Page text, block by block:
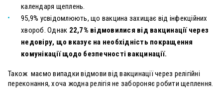
календаря щеплень.
95,9% усвідомлюють, що вакцина захищає від інфекційних
хвороб. Однак 22,7% відмовилися від вакцинації через
недовіру, що вказує на необхідність покращення
комунікації щодо безпечності вакцинації.
Також маємо випадки відмови від вакцинації через релігійні
переконання, хоча жодна релігія не забороняє робити щеплення.